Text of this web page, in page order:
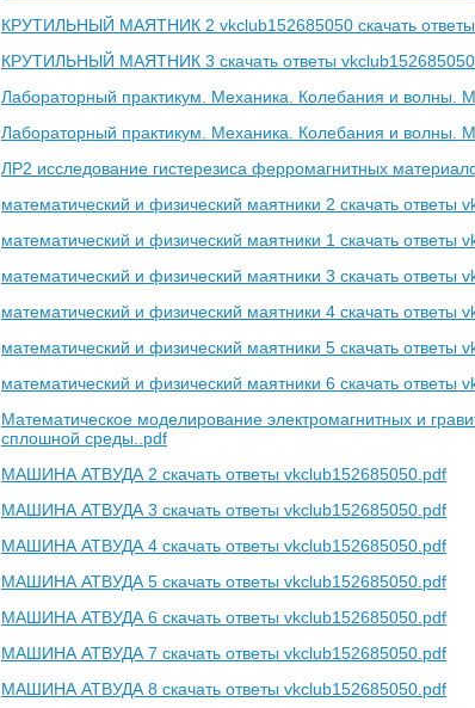
КРУТИЛЬНЫЙ МАЯТНИК 2 vkclub152685050 скачать
КРУТИЛЬНЫЙ МАЯТНИК 3 скачать ответы
Лабораторный практикум. Механика. Колебания и волны.
Лабораторный практикум. Механика. Колебания и волны.
ЛР2 исследование гистерезиса ферромагнитных
математический и физический маятники 2 скачать ответы
математический и физический маятники 1 скачать ответы
математический и физический маятники 3 скачать ответы
математический и физический маятники 4 скачать ответы
математический и физический маятники 5 скачать ответы
математический и физический маятники 6 скачать ответы
Математическое моделирование электромагнитных и
сплошной среды..pdf
МАШИНА АТВУДА 2 скачать ответы vkclub152685050.pdf
МАШИНА АТВУДА 3 скачать ответы vkclub152685050.pdf
МАШИНА АТВУДА 4 скачать ответы vkclub152685050.pdf
МАШИНА АТВУДА 5 скачать ответы vkclub152685050.pdf
МАШИНА АТВУДА 6 скачать ответы vkclub152685050.pdf
МАШИНА АТВУДА 7 скачать ответы vkclub152685050.pdf
МАШИНА АТВУДА 8 скачать ответы vkclub152685050.pdf